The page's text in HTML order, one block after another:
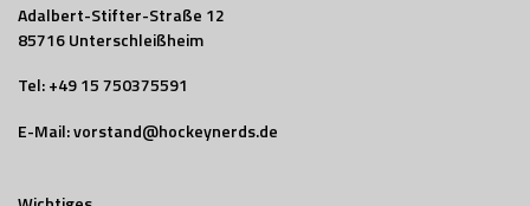
Adalbert-Stifter-Straße 12
85716 Unterschleißheim
Tel:+49 15 750375591
E-Mail:vorstand@hockeynerds.de